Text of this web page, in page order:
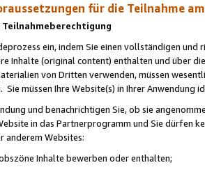
für die Teilnahme
Teilnahmeberechtigung
ein, indem Sie einen vollständigen
Inhalte (original content) enthalten und über
von Dritten verwenden, müssen
müssen Ihre Website(s) in Ihrer Anwendung
und benachrichtigen Sie, ob sie
in das Partnerprogramm und Sie dürfen
anderem Websites:
Inhalte bewerben oder enthalten;